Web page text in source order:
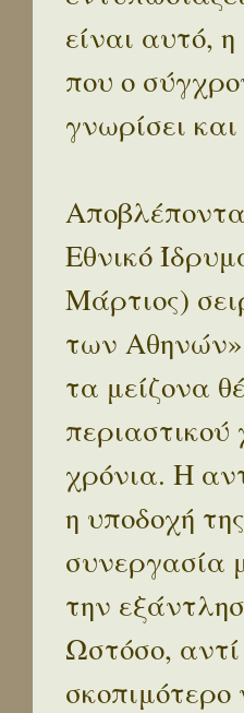
είναι αυτό,
που ο
γνωρίσει
Εθνικό
Μάρτιος)
των
τα μείζονα
χρόνια. Η
η υποδοχή
συνεργασία
την
Ωστόσο,